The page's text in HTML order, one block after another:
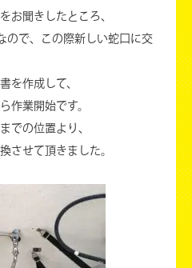
お聞きしたところ、
ので、この際新しい蛇口に交
を作成して、
作業開始です。
での位置より、
させて頂きました。